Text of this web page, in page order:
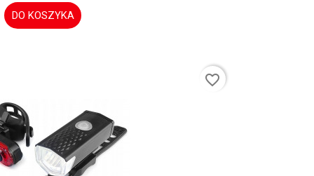
DO KOSZYKA
favorite_border